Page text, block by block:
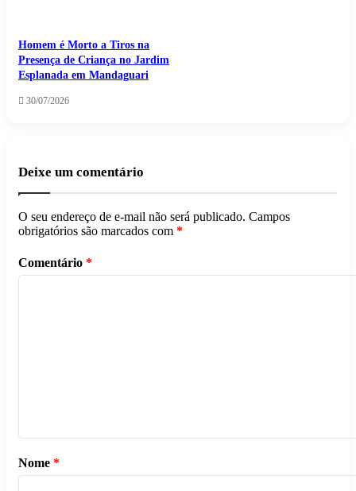
Homem é Morto a Tiros na
Presença de Criança no Jardim
Esplanada em Mandaguari
30/07/2026
Deixe um comentário
O seu endereço de e-mail não será publicado. Campos
obrigatórios são marcados com *
Comentário *
Nome *